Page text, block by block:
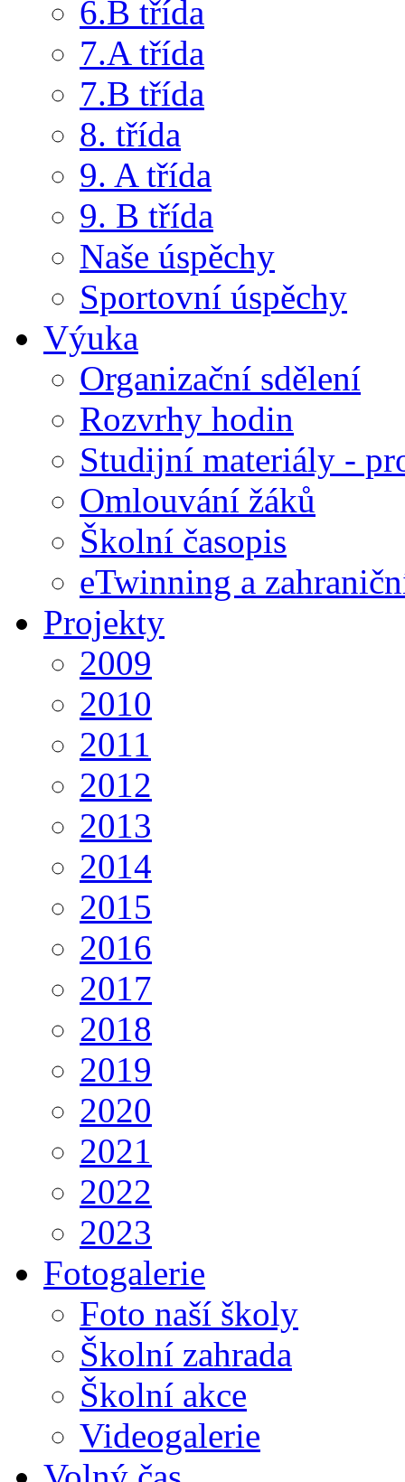
6.B třída
7.A třída
7.B třída
8. třída
9. A třída
9. B třída
Naše úspěchy
Sportovní úspěchy
Výuka
Organizační sdělení
Rozvrhy hodin
Studijní materiály -
Omlouvání žáků
Školní časopis
eTwinning a
Projekty
2009
2010
2011
2012
2013
2014
2015
2016
2017
2018
2019
2020
2021
2022
2023
Fotogalerie
Foto naší školy
Školní zahrada
Školní akce
Videogalerie